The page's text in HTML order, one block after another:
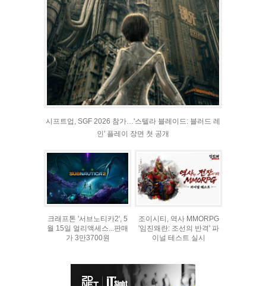
시프트업, SGF 2026 참가…'스텔라 블레이드: 블러드 레
인' 플레이 장면 첫 공개
크래프톤 '서브노티카2', 5
월 15일 얼리액세스...판매
가 3만3700원
조이시티, 역사 MMORPG
'임진왜란: 조선의 반격' 파
이널 테스트 실시